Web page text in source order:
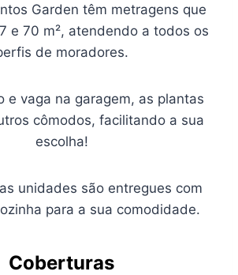
Garden têm metragens que
e 70 m², atendendo a todos os
de moradores.
e vaga na garagem, as plantas
cômodos, facilitando a sua
escolha!
unidades são entregues com
para a sua comodidade.
Coberturas